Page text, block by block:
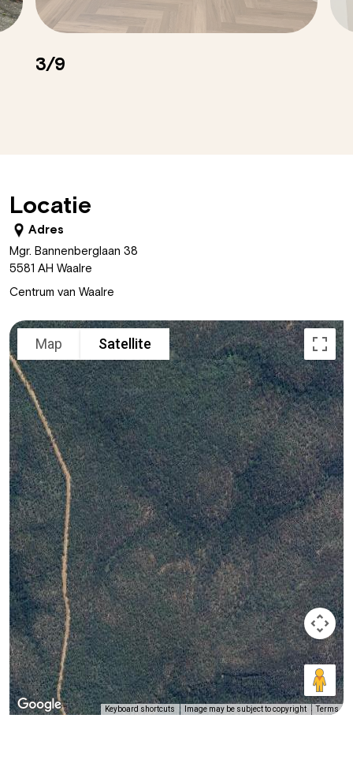
4/9
Locatie
Adres
Mgr. Bannenberglaan 38
5581 AH Waalre
Centrum van Waalre
Map Satellite
Keyboard shortcuts Image may be subject to copyright Terms